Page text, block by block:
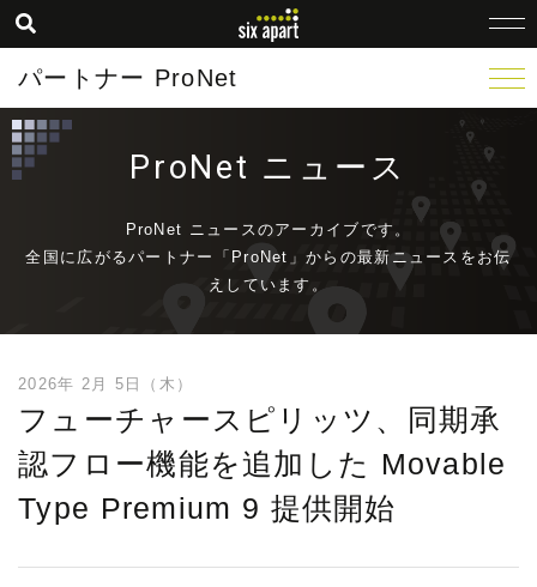
パートナー ProNet
ProNet ニュース
ProNet ニュースのアーカイブです。
全国に広がるパートナー「ProNet」からの最新ニュースをお伝
えしています。
2026年 2月 5日（木）
フューチャースピリッツ、同期承
認フロー機能を追加した Movable
Type Premium 9 提供開始